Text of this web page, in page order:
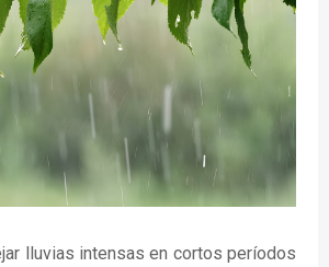
lluvias intensas en cortos períodos